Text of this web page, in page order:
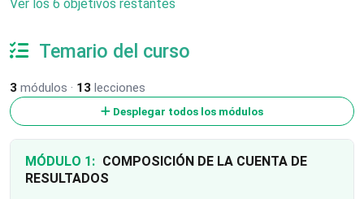
Ver los 6 objetivos restantes
Temario del curso
3 módulos · 13 lecciones
Desplegar todos los módulos
MÓDULO 1:
RESULTADOS